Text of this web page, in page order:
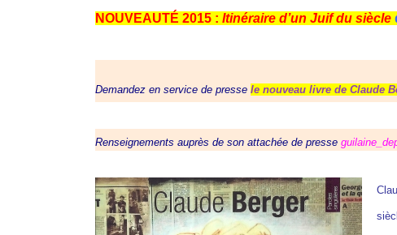
NOUVEAUTÉ 2015 : Itinéraire d’un Juif du siècle
Demandez en service de presse le nouveau livre de Claude
Renseignements auprès de son attachée de presse